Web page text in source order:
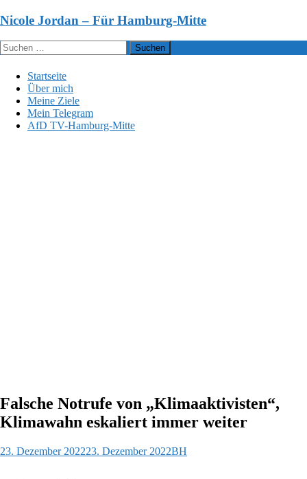
Zum
springen
Nicole Jordan – Für Hamburg-Mitte
Suchen
nach:
Startseite
Über mich
Meine Ziele
Mein Telegram
AfD TV-Hamburg-Mitte
Falsche Notrufe von „Klimaaktivisten“,
Klimawahn eskaliert immer weiter
23. Dezember 202223. Dezember 2022BH